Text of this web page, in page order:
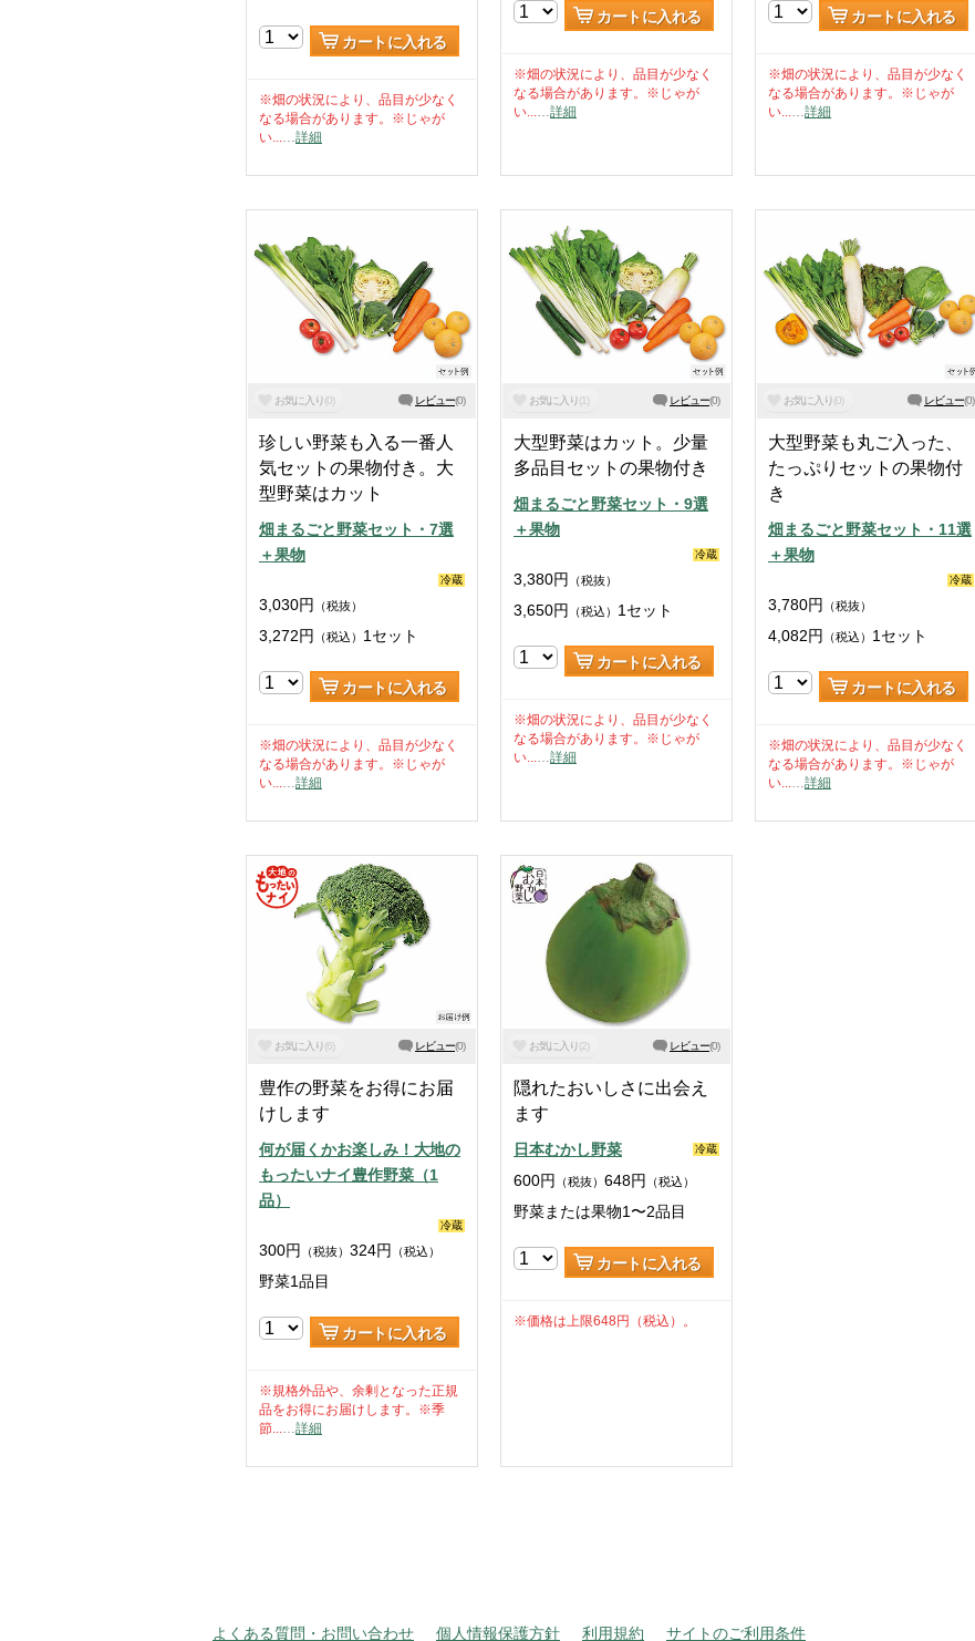
カートに入れる
※畑の状況により、品目が少なく
なる場合があります。※じゃが
い...
詳細
カートに入れる
※畑の状況により、品目が少なく
なる場合があります。※じゃが
い...
詳細
カートに入れる
※畑の状況により、品目が少なく
なる場合があります。※じゃが
い...
詳細
お気に入り(0) レビュー(0)
珍しい野菜も入る一番人
気セットの果物付き。大
型野菜はカット
畑まるごと野菜セット・7選
＋果物
冷蔵
3,030円 （税抜）
3,272円 （税込） 1セット
カートに入れる
※畑の状況により、品目が少なく
なる場合があります。※じゃが
い...
詳細
お気に入り(1 ) レビュー(0)
大型野菜はカット。少量
多品目セットの果物付き
畑まるごと野菜セット・9選
＋果物
冷蔵
3,380円 （税抜）
3,650円 （税込） 1セット
カートに入れる
※畑の状況により、品目が少なく
なる場合があります。※じゃが
い...
詳細
お気に入り(0) レビュー(0)
大型野菜も丸ご入った、
たっぷりセットの果物付
き
畑まるごと野菜セット・11選
＋果物
冷蔵
3,780円 （税抜）
4,082円 （税込） 1セット
カートに入れる
※畑の状況により、品目が少なく
なる場合があります。※じゃが
い...
詳細
お気に入り(6) レビュー(0)
豊作の野菜をお得にお届
けします
何が届くかお楽しみ！大地の
もったいナイ豊作野菜（1
品）
冷蔵
300円 （税抜） 324円 （税込）
野菜1品目
カートに入れる
※規格外品や、余剰となった正規
品をお得にお届けします。※季
節...
詳細
お気に入り(2) レビュー(0)
隠れたおいしさに出会え
ます
日本むかし野菜 冷蔵
600円 （税抜） 648円 （税込）
野菜または果物1〜2品目
カートに入れる
※価格は上限648円（税込）。
よくある質問・お問い合わせ 個人情報保護方針 利用規約 サイトのご利用条件